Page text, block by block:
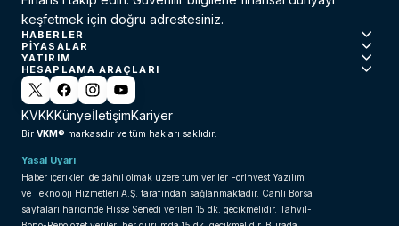
keşfetmek için doğru adrestesiniz.
HABERLER
PIYASALAR
YATIRIM
HESAPLAMA ARAÇLARI
KVKKKünyeİletişimKariyer
Bir VKM® markasıdır ve tüm hakları saklıdır.
Yasal Uyarı
Haber içerikleri de dahil olmak üzere tüm veriler ForInvest Yazılım
ve Teknoloji Hizmetleri A.Ş. tarafından sağlanmaktadır. Canlı Borsa
sayfaları haricinde Hisse Senedi verileri 15 dk. gecikmelidir. Tahvil-